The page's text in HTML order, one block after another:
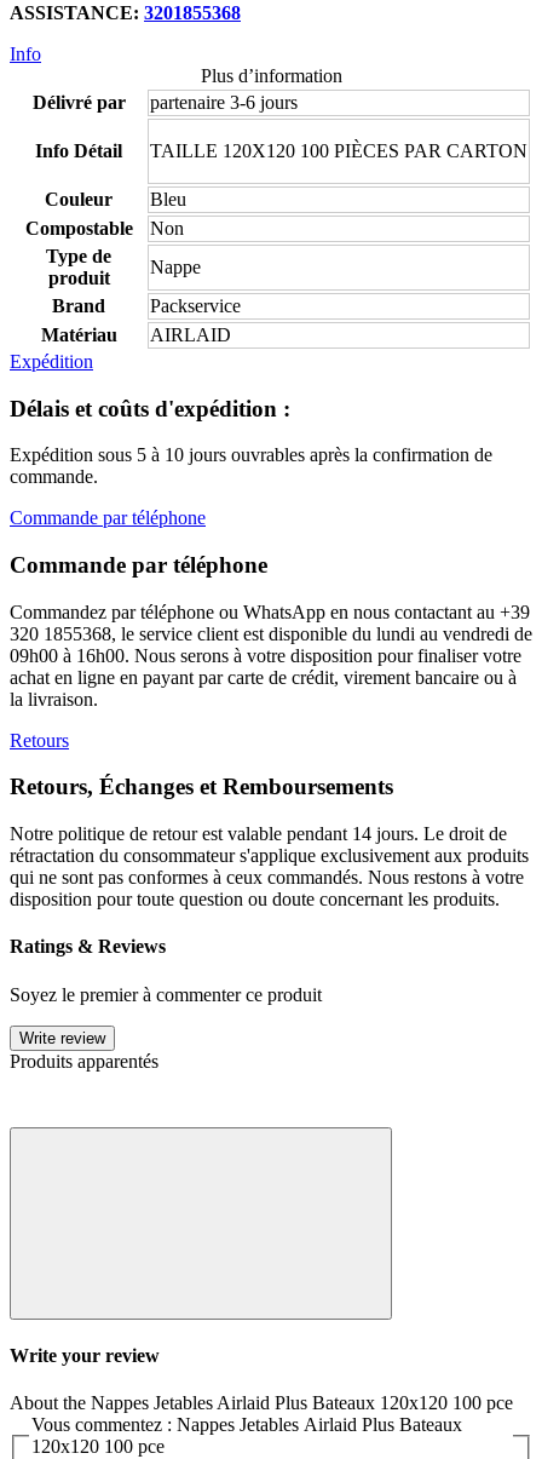
ASSISTANCE: 3201855368
Info
Plus d’information
Délivré par
partenaire 3-6 jours
Info Détail TAILLE 120X120 100 PIÈCES PAR CARTON
Couleur
Bleu
Compostable
Non
Type de
produit
Nappe
Brand
Packservice
Matériau
AIRLAID
Expédition
Délais et coûts d'expédition :
Expédition sous 5 à 10 jours ouvrables après la confirmation de
commande.
Commande par téléphone
Commande par téléphone
Commandez par téléphone ou WhatsApp en nous contactant au +39
320 1855368, le service client est disponible du lundi au vendredi de
09h00 à 16h00. Nous serons à votre disposition pour finaliser votre
achat en ligne en payant par carte de crédit, virement bancaire ou à
la livraison.
Retours
Retours, Échanges et Remboursements
Notre politique de retour est valable pendant 14 jours. Le droit de
rétractation du consommateur s'applique exclusivement aux produits
qui ne sont pas conformes à ceux commandés. Nous restons à votre
disposition pour toute question ou doute concernant les produits.
Ratings & Reviews
Soyez le premier à commenter ce produit
Write review
Produits apparentés
Write your review
About the Nappes Jetables Airlaid Plus Bateaux 120x120 100 pce
Vous commentez : Nappes Jetables Airlaid Plus Bateaux
120x120 100 pce